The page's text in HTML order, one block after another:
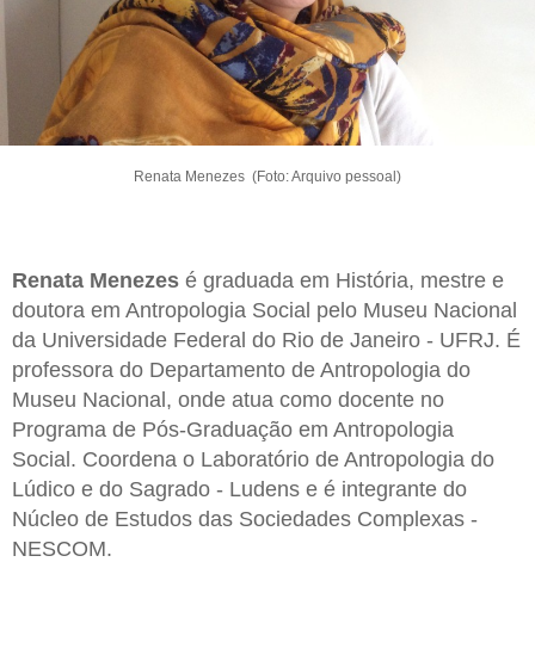
Renata Menezes (Foto: Arquivo pessoal)
Renata Menezes é graduada em História, mestre e
doutora em Antropologia Social pelo Museu Nacional
da Universidade Federal do Rio de Janeiro - UFRJ. É
professora do Departamento de Antropologia do
Museu Nacional, onde atua como docente no
Programa de Pós-Graduação em Antropologia
Social. Coordena o Laboratório de Antropologia do
Lúdico e do Sagrado - Ludens e é integrante do
Núcleo de Estudos das Sociedades Complexas -
NESCOM.